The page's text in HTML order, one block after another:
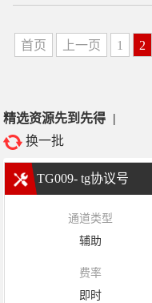
首页 上一页 1 2
精选资源先到先得 |
换一批
TG009- tg协议号
通道类型
辅助
费率
即时